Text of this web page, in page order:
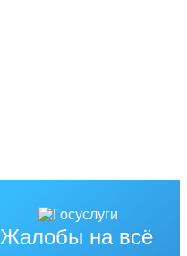
Жалобы на всё